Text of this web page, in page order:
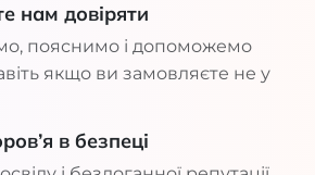
нам довіряти
пояснимо і допоможемо
якщо ви замовляєте не у
в безпеці